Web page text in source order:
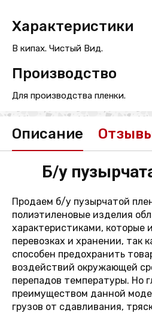
Характеристики
В кипах. Чистый Вид.
Производство
Для производства пленки.
Описание
Б/у
Продаем б/у пузырчатой
полиэтиленовые изделия
характеристиками, которые
перевозках и хранении, так
способен предохранить
воздействий окружающей
перепадов температуры. Но
преимуществом данной
грузов от сдавливания,